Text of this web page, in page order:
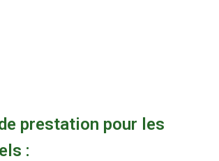
prestation pour les
: